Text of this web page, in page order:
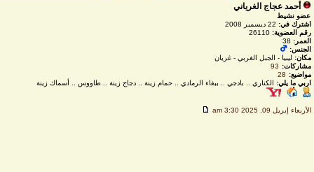
أحمد عجاج الغرياني
عضو نشيط
اشترك في:22 ديسمبر 2008
رقم العضوية:26110
العمر: 38
الجنس:
مكان:ليبيا - الجبل الغربي - غريان
مشاركات:
93
مواضيع:
28
اربي ما يلي:الكناري .. بادجي .. ببغاء الرمادي .. حمام زينة .. دجاج زينة .. طاووس .. أسماك زينة
الأربعاء إبريل 09, 2025 3:30 am